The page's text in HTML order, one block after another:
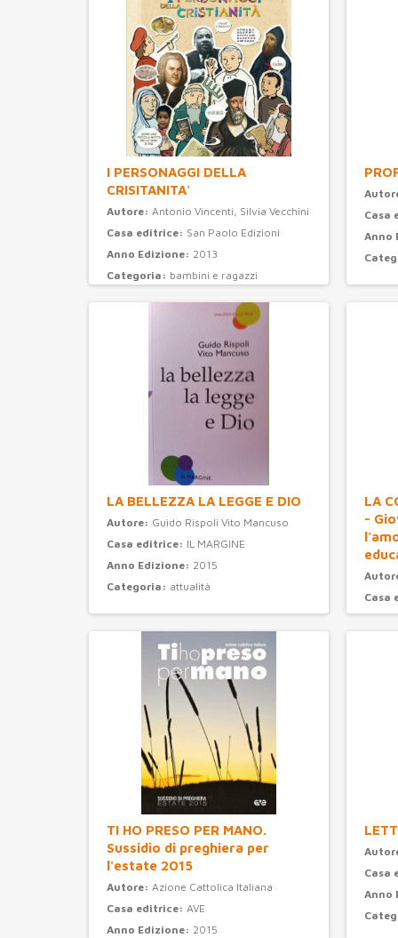
I PERSONAGGI DELLA
CRISITANITA'
Autore: Antonio Vincenti, Silvia Vecchini
Casa editrice: San Paolo Edizioni
Anno Edizione: 2013
Categoria: bambini e ragazzi
Casa
Anno
LA BELLEZZA LA LEGGE E DIO
Autore: Guido Rispoli Vito Mancuso
Casa editrice: IL MARGINE
Anno Edizione: 2015
Categoria: attualità
LA
-
Casa
Anno
TI HO PRESO PER MANO.
Sussidio di preghiera per
l'estate 2015
Autore: Azione Cattolica Italiana
Casa editrice: AVE
Anno Edizione: 2015
Casa
Anno